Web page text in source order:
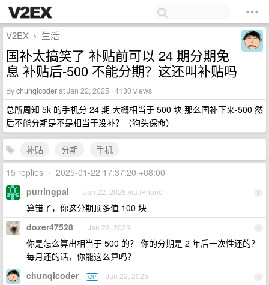
V2EX › 生活
国补太搞笑了 补贴前可以 24 期分期免
息 补贴后-500 不能分期？这还叫补贴吗
Bychunqicoderat Jan 22, 2025 · 4130 views
总所周知 5k 的手机分 24 期 大概相当于 500 块 那么国补下来-500 然
后不能分期是不是相当于没补？（狗头保命）
补贴 分期
手机
15 replies • 2025-01-22 17:37:20 +08:00
1
purringpal Jan 22, 2025 via iPhone
算错了，你这分期顶多值 100 块
2
dozer47528 Jan 22, 2025
你是怎么算出相当于 500 的？ 你的分期是 2 年后一次性还的？
每月还的话，你能这么算吗？
3
chunqicoder OP Jan 22, 2025